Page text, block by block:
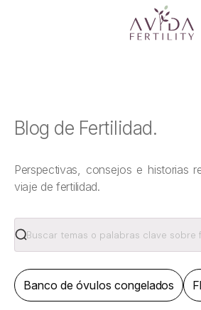
Blog de Fertilidad.
Perspectivas, consejos e historias
viaje de fertilidad.
Banco de óvulos congelados